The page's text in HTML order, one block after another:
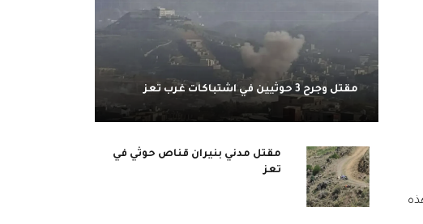
مقتل وجرح 3 حوثيين في اشتباكات غرب تعز
مقتل مدني بنيران قناص حوثي في
تعز